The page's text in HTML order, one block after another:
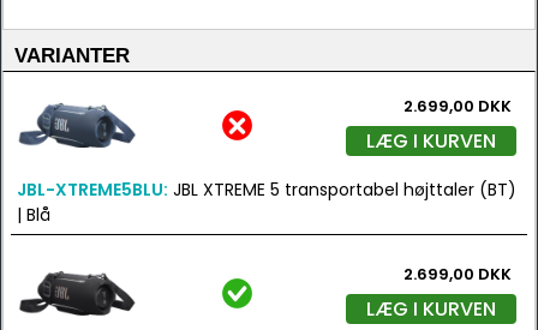
VARIANTER
2.699,00 DKK
LÆG I KURVEN
JBL-XTREME5BLU: JBL XTREME 5 transportabel højttaler (BT)
| Blå
2.699,00 DKK
LÆG I KURVEN